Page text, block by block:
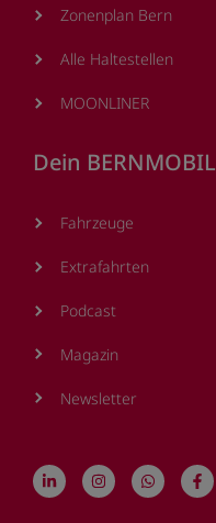
Zonenplan Bern
Alle Haltestellen
MOONLINER
Dein BERNMOBIL
Fahrzeuge
Extrafahrten
Podcast
Magazin
Newsletter